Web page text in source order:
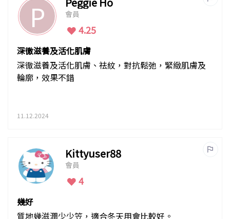
P 會員
4.25
深徹滋養及活化肌膚
深徹滋養及活化肌膚、祛紋，對抗鬆弛，緊緻肌膚及
輪廓，效果不錯
11.12.2024
Kittyuser88
會員
4
幾好
質地幾滋潤少少笠，適合冬天用會比較好。